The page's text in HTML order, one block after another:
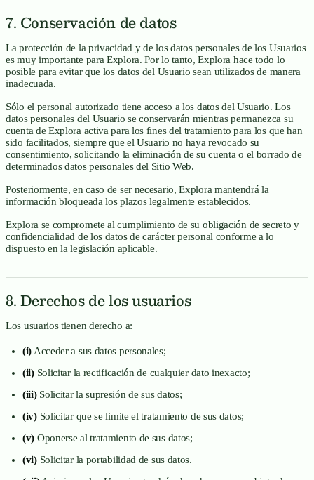
7. Conservación de datos
La protección de la privacidad y de los datos personales de los Usuarios
es muy importante para Explora. Por lo tanto, Explora hace todo lo
posible para evitar que los datos del Usuario sean utilizados de manera
inadecuada.
Sólo el personal autorizado tiene acceso a los datos del Usuario. Los
datos personales del Usuario se conservarán mientras permanezca su
cuenta de Explora activa para los fines del tratamiento para los que han
sido facilitados, siempre que el Usuario no haya revocado su
consentimiento, solicitando la eliminación de su cuenta o el borrado de
determinados datos personales del Sitio Web.
Posteriormente, en caso de ser necesario, Explora mantendrá la
información bloqueada los plazos legalmente establecidos.
Explora se compromete al cumplimiento de su obligación de secreto y
confidencialidad de los datos de carácter personal conforme a lo
dispuesto en la legislación aplicable.
8. Derechos de los usuarios
Los usuarios tienen derecho a:
(i) Acceder a sus datos personales;
(ii)Solicitar la rectificación de cualquier dato inexacto;
(iii)Solicitar la supresión de sus datos;
(iv)Solicitar que se limite el tratamiento de sus datos;
(v) Oponerse al tratamiento de sus datos;
(vi)Solicitar la portabilidad de sus datos.